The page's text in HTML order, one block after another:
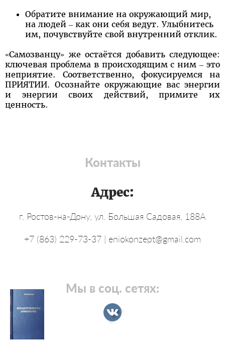
Обратите внимание на окружающий мир,
на людей – как они себя ведут. Улыбнитесь
им, почувствуйте свой внутренний отклик.
«Самозванцу» же остаётся добавить следующее:
ключевая проблема в происходящим с ним – это
неприятие. Соответственно, фокусируемся на
ПРИЯТИИ. Осознайте окружающие вас энергии
и энергии своих действий, примите их
ценность.
Контакты
Адрес:
г. Ростов-на-Дону, ул. Большая Садовая, 188А
+7 (863) 229-73-37 | eniokonzept@gmail.com
Мы в соц. сетях: